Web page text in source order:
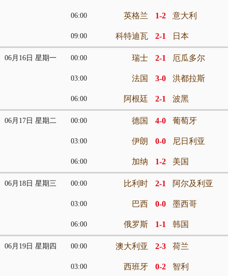
06:00 英格兰 1-2 意大利
09:00 科特迪瓦 2-1 日本
06月16日 星期一 00:00 瑞士 2-1 厄瓜多尔
03:00 法国 3-0 洪都拉斯
06:00 阿根廷 2-1 波黑
06月17日 星期二 00:00 德国 4-0 葡萄牙
03:00 伊朗 0-0 尼日利亚
06:00 加纳 1-2 美国
06月18日 星期三 00:00 比利时 2-1 阿尔及利亚
03:00 巴西 0-0 墨西哥
06:00 俄罗斯 1-1 韩国
06月19日 星期四 00:00 澳大利亚 2-3 荷兰
03:00 西班牙 0-2 智利